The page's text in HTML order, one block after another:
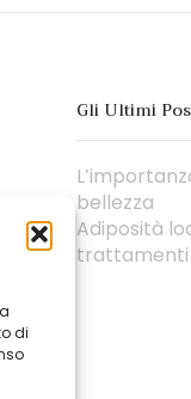
di
Gli Ultimi
bellezza
Adiposità
trattamenti